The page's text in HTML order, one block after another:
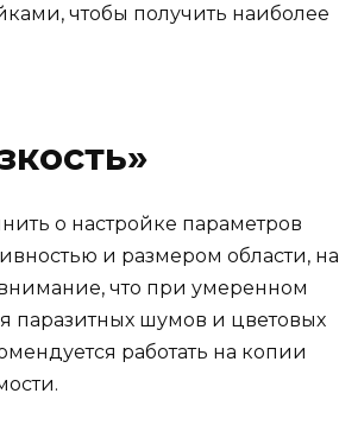
чтобы получить наиболее
о настройке параметров
и размером области, на
что при умеренном
паразитных шумов и цветовых
работать на копии